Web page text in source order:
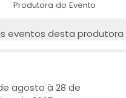
Produtora do Evento
eventos desta produtora
agosto à 28 de